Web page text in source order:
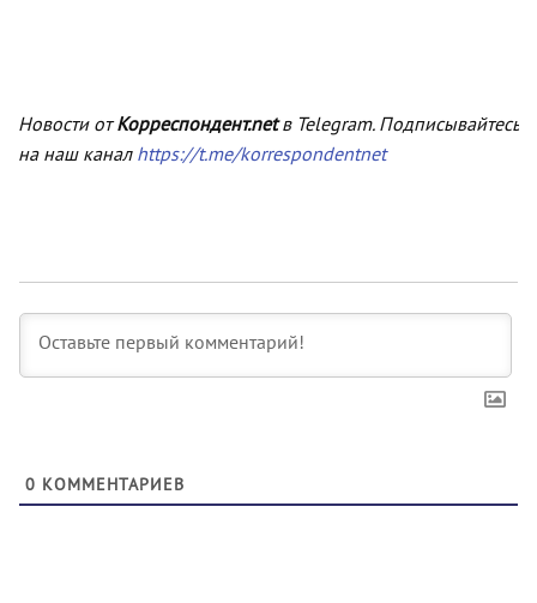
Новости отКорреспондент.netв Telegram. Подписывайтесь
на наш канал https://t.me/korrespondentnet
0 КОММЕНТАРИЕВ